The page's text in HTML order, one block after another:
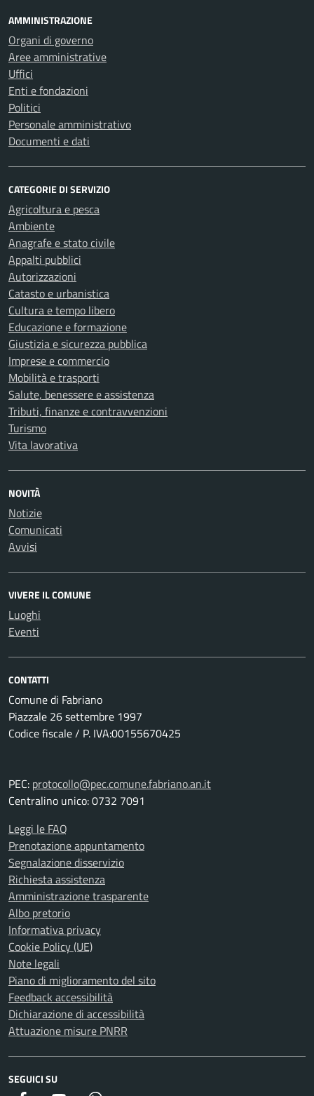
AMMINISTRAZIONE
Organi di governo
Aree amministrative
Uffici
Enti e fondazioni
Politici
Personale amministrativo
Documenti e dati
CATEGORIE DI SERVIZIO
Agricoltura e pesca
Ambiente
Anagrafe e stato civile
Appalti pubblici
Autorizzazioni
Catasto e urbanistica
Cultura e tempo libero
Educazione e formazione
Giustizia e sicurezza pubblica
Imprese e commercio
Mobilità e trasporti
Salute, benessere e assistenza
Tributi, finanze e contravvenzioni
Turismo
Vita lavorativa
NOVITÀ
Notizie
Comunicati
Avvisi
VIVERE IL COMUNE
Luoghi
Eventi
CONTATTI
Comune di Fabriano
Piazzale 26 settembre 1997
Codice fiscale / P. IVA:00155670425
PEC: protocollo@pec.comune.fabriano.an.it
Centralino unico: 0732 7091
Leggi le FAQ
Prenotazione appuntamento
Segnalazione disservizio
Richiesta assistenza
Amministrazione trasparente
Albo pretorio
Informativa privacy
Cookie Policy (UE)
Note legali
Piano di miglioramento del sito
Feedback accessibilità
Dichiarazione di accessibilità
Attuazione misure PNRR
SEGUICI SU